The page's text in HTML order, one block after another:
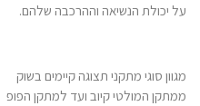
על יכולת הנשיאה וההרכבה שלהם.
מגוון סוגי מתקני תצוגה קיימים בשוק
ממתקן המולטי קיוב ועד למתקן הפופ